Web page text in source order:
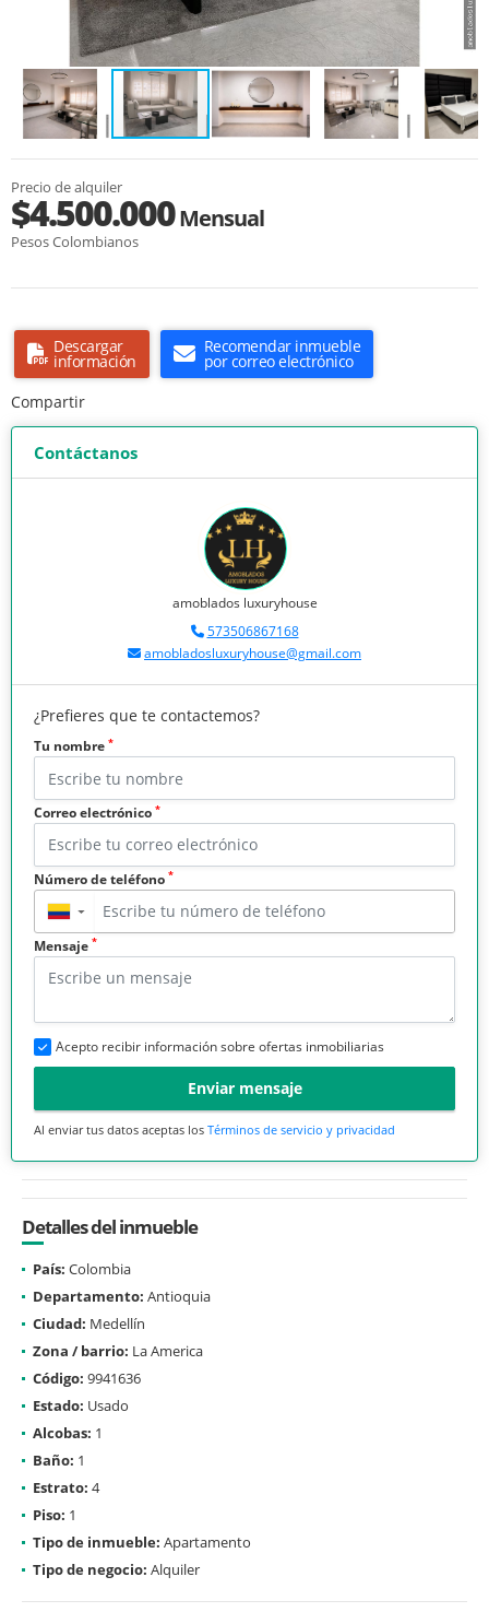
Precio de alquiler
$4.500.000Mensual
Pesos Colombianos
Descargar
información
Recomendar inmueble
por correo electrónico
Compartir
Contáctanos
amoblados luxuryhouse
573506867168
amobladosluxuryhouse@gmail.com
¿Prefieres que te contactemos?
Tu nombre *
Correo electrónico *
Número de teléfono *
▼
Mensaje *
Acepto recibir información sobre ofertas inmobiliarias
Enviar mensaje
Al enviar tus datos aceptas los Términos de servicio y privacidad
Detalles del inmueble
País: Colombia
Departamento: Antioquia
Ciudad: Medellín
Zona / barrio: La America
Código: 9941636
Estado: Usado
Alcobas: 1
Baño: 1
Estrato: 4
Piso: 1
Tipo de inmueble: Apartamento
Tipo de negocio: Alquiler